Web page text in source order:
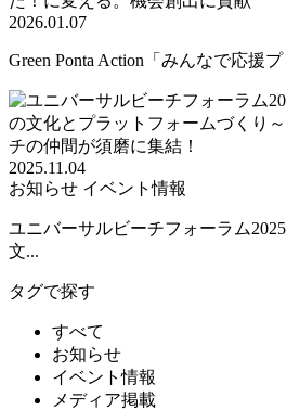
2026.01.07
Green Ponta Action「みんなで応援
2025.11.04
お知らせ イベント情報
ユニバーサルビーチフォーラム
文...
タグで探す
すべて
お知らせ
イベント情報
メディア掲載